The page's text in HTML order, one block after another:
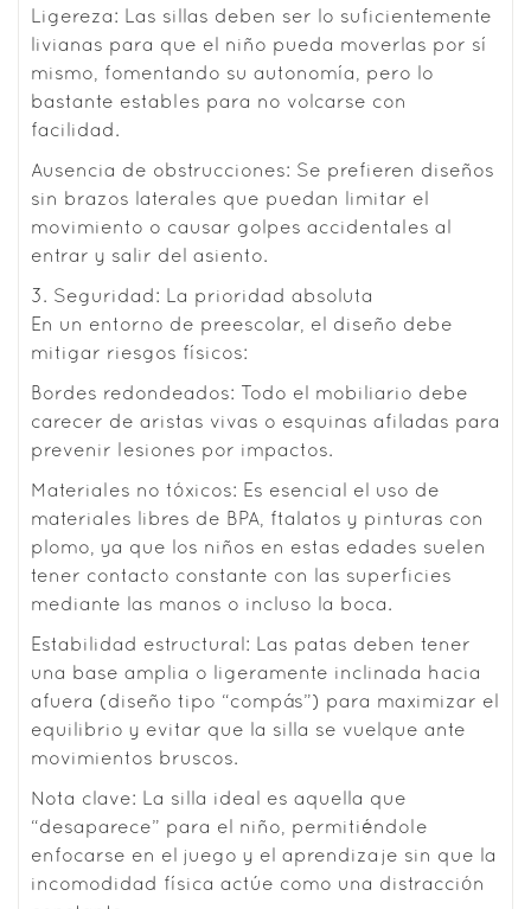
Ligereza: Las sillas deben ser lo suficientemente
livianas para que el niño pueda moverlas por sí
mismo, fomentando su autonomía, pero lo
bastante estables para no volcarse con
facilidad.
Ausencia de obstrucciones: Se prefieren diseños
sin brazos laterales que puedan limitar el
movimiento o causar golpes accidentales al
entrar y salir del asiento.
3. Seguridad: La prioridad absoluta
En un entorno de preescolar, el diseño debe
mitigar riesgos físicos:
Bordes redondeados: Todo el mobiliario debe
carecer de aristas vivas o esquinas afiladas para
prevenir lesiones por impactos.
Materiales no tóxicos: Es esencial el uso de
materiales libres de BPA, ftalatos y pinturas con
plomo, ya que los niños en estas edades suelen
tener contacto constante con las superficies
mediante las manos o incluso la boca.
Estabilidad estructural: Las patas deben tener
una base amplia o ligeramente inclinada hacia
afuera (diseño tipo “compás”) para maximizar el
equilibrio y evitar que la silla se vuelque ante
movimientos bruscos.
Nota clave: La silla ideal es aquella que
“desaparece” para el niño, permitiéndole
enfocarse en el juego y el aprendizaje sin que la
incomodidad física actúe como una distracción